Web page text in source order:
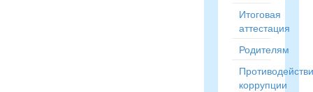
Итоговая
аттестация
Родителям
коррупции